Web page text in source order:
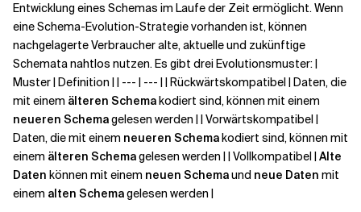
Entwicklung eines Schemas im Laufe der Zeit ermöglicht. Wenn
eine Schema-Evolution-Strategie vorhanden ist, können
nachgelagerte Verbraucher alte, aktuelle und zukünftige
Schemata nahtlos nutzen. Es gibt drei Evolutionsmuster: |
Muster | Definition | | --- | --- | | Rückwärtskompatibel | Daten, die
mit einem älteren Schemakodiert sind, können mit einem
neueren Schemagelesen werden | | Vorwärtskompatibel |
Daten, die mit einem neueren Schemakodiert sind, können mit
einem älteren Schemagelesen werden | | Vollkompatibel |Alte
Daten können mit einem neuen Schemaund neue Daten mit
einem alten Schemagelesen werden |